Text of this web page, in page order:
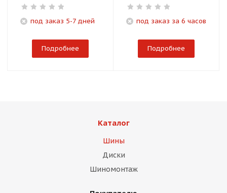
под заказ 5-7 дней
Подробнее
под заказ за 6 часов
Подробнее
Каталог
Шины
Диски
Шиномонтаж